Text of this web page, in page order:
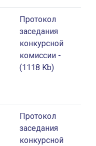
Протокол
заседания
конкурсной
комиссии -
(1118 Kb)
Протокол
заседания
конкурсной